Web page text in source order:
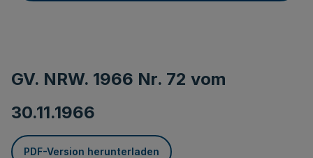
GV. NRW. 1966 Nr. 72 vom
30.11.1966
PDF-Version herunterladen